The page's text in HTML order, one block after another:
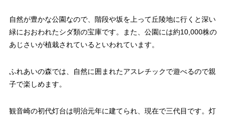
自然が豊かな公園なので、階段や坂を上って丘陵地に行くと深い
緑におおわれたシダ類の宝庫です。また、公園には約10,000株の
あじさいが植栽されているといわれています。
ふれあいの森では、自然に囲まれたアスレチックで遊べるので親
子で楽しめます。
観音崎の初代灯台は明治元年に建てられ、現在で三代目です。灯